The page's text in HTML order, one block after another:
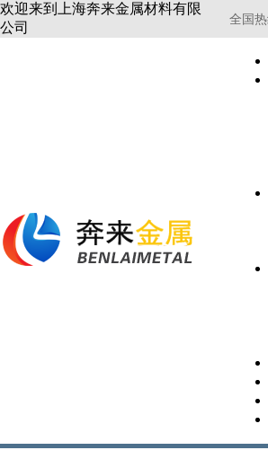
欢迎来到上海奔来金属材料有限
公司
全国